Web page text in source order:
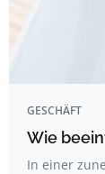
GESCHÄFT
Wie
In einer